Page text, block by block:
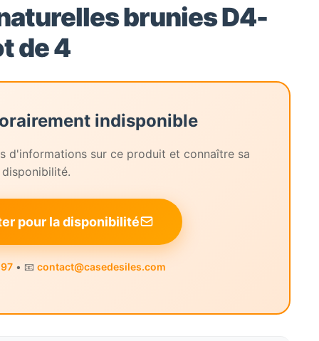
brunies D4-
de 4
indisponible
d'informations sur ce produit et connaître sa
disponibilité.
pour la disponibilité
• 📧contact@casedesiles.com